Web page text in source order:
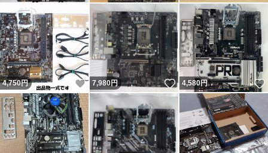
4,750円 いいね！
7,980円 いいね！
4,580円